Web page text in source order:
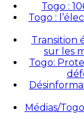
Togo :
Togo :
Transition
sur les
Togo:
Médias/